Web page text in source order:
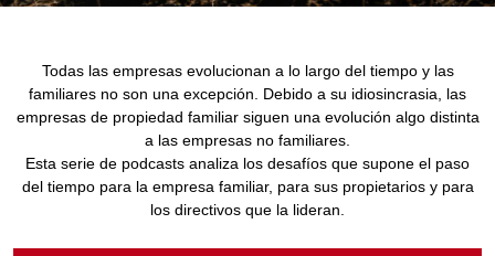
Todas las empresas evolucionan a lo largo del tiempo y las
familiares no son una excepción. Debido a su idiosincrasia, las
empresas de propiedad familiar siguen una evolución algo distinta
a las empresas no familiares.
Esta serie de podcasts analiza los desafíos que supone el paso
del tiempo para la empresa familiar, para sus propietarios y para
los directivos que la lideran.